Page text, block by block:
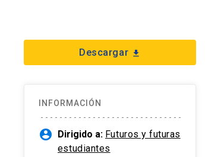
Descargar download
INFORMACIÓN
account_circle Dirigido a: Futuros y futuras
estudiantes